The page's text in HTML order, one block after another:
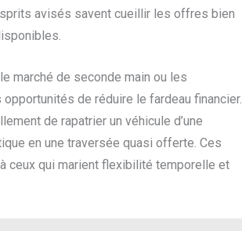
avisés savent cueillir les offres bien
marché de seconde main ou les
de réduire le fardeau financier.
de rapatrier un véhicule d’une
en une traversée quasi offerte. Ces
ceux qui marient flexibilité temporelle et